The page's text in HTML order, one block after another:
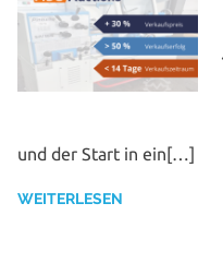
und der Start in ein[…]
WEITERLESEN